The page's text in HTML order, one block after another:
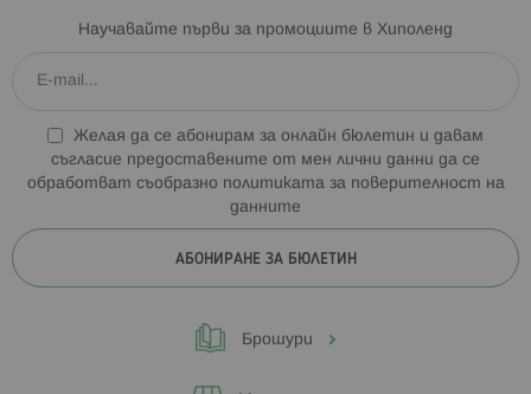
Научавайте първи за промоциите в Хиполенд
Желая да се абонирам за онлайн бюлетин и давам
съгласие предоставените от мен лични данни да се
обработват съобразно политиката за поверителност на
данните
АБОНИРАНЕ ЗА БЮЛЕТИН
Брошури